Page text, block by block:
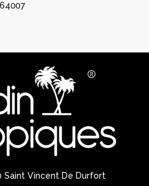
64007
Saint Vincent De Durfort